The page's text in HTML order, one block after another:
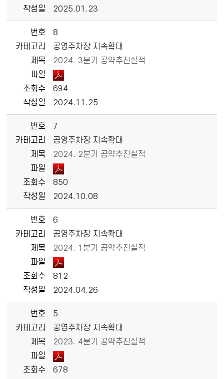
작성일
2025.01.23
번호
8
카테고리
공영주차장 지속확대
제목
2024. 3분기 공약추진실적
파일
조회수
694
작성일
2024.11.25
번호
7
카테고리
공영주차장 지속확대
제목
2024. 2분기 공약추진실적
파일
조회수
850
작성일
2024.10.08
번호
6
카테고리
공영주차장 지속확대
제목
2024. 1분기 공약추진실적
파일
조회수
812
작성일
2024.04.26
번호
5
카테고리
공영주차장 지속확대
제목
2023. 4분기 공약추진실적
파일
조회수
678